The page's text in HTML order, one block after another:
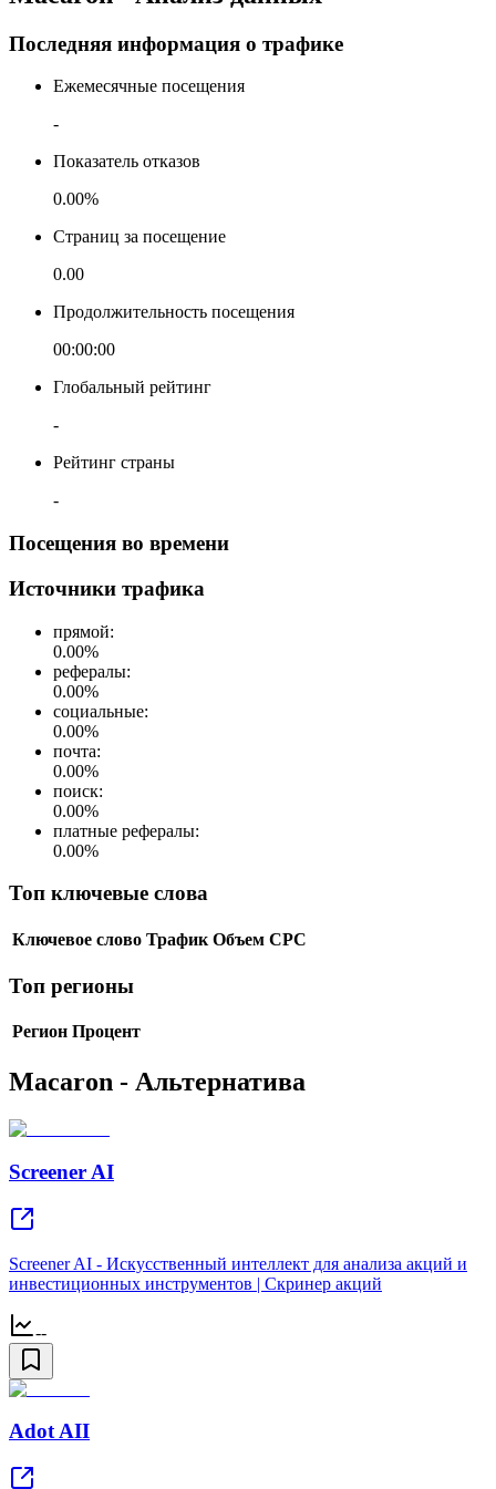
Последняя информация о трафике
Ежемесячные посещения
-
Показатель отказов
0.00%
Страниц за посещение
0.00
Продолжительность посещения
00:00:00
Глобальный рейтинг
-
Рейтинг страны
-
Посещения во времени
Источники трафика
прямой:
0.00%
рефералы:
0.00%
социальные:
0.00%
почта:
0.00%
поиск:
0.00%
платные рефералы:
0.00%
Топ ключевые слова
Ключевое слово Трафик Объем CPC
Топ регионы
Регион Процент
Macaron - Альтернатива
Screener AI
Screener AI - Искусственный интеллект для анализа акций и
инвестиционных инструментов | Скринер акций
--
Adot AII